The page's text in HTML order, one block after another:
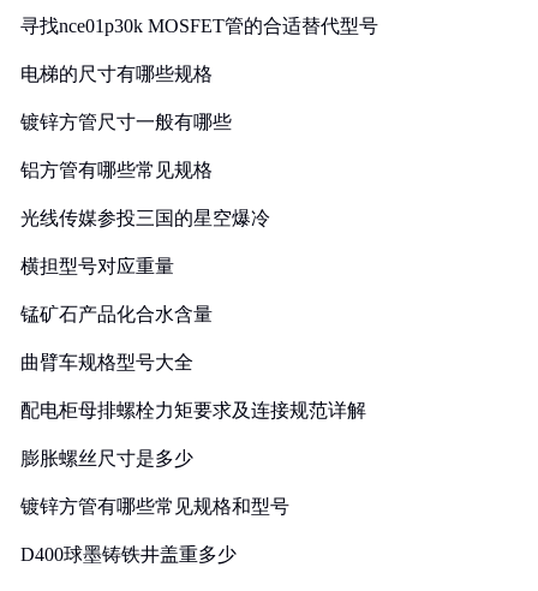
寻找nce01p30k MOSFET管的合适替代型号
电梯的尺寸有哪些规格
镀锌方管尺寸一般有哪些
铝方管有哪些常见规格
光线传媒参投三国的星空爆冷
横担型号对应重量
锰矿石产品化合水含量
曲臂车规格型号大全
配电柜母排螺栓力矩要求及连接规范详解
膨胀螺丝尺寸是多少
镀锌方管有哪些常见规格和型号
D400球墨铸铁井盖重多少